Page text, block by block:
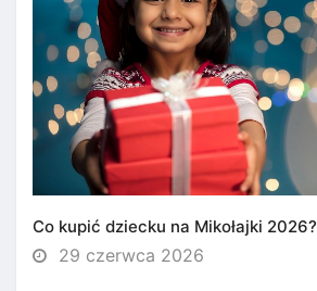
Co kupić dziecku na Mikołajki 2026?
29 czerwca 2026